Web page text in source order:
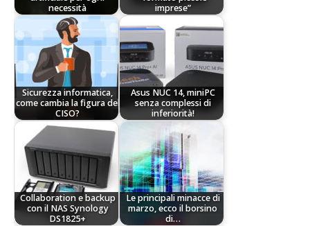
necessità
imprese”
Sicurezza informatica,
come cambia la figura del
CISO?
Asus NUC 14, miniPC
senza complessi di
inferiorità!
Collaboration e backup
con il NAS Synology
DS1825+
Le principali minacce di
marzo, ecco il borsino
di…